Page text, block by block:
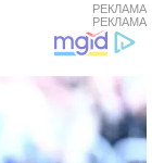
РЕКЛАМА
РЕКЛАМА